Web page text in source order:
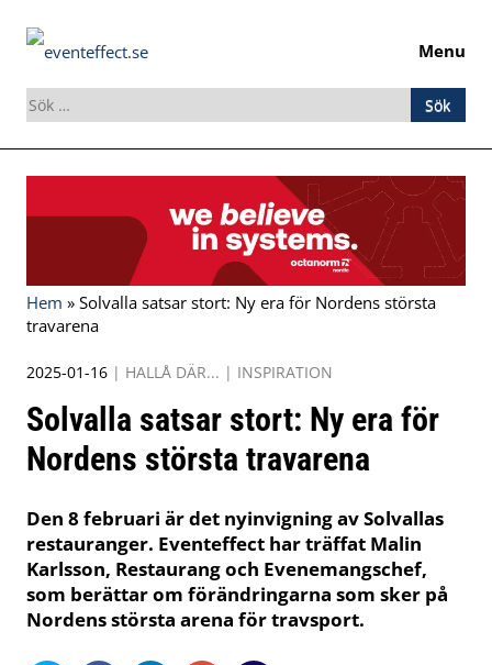
Menu
Sök
efter:
Hem » Solvalla satsar stort: Ny era för Nordens största
travarena
2025-01-16 | HALLÅ DÄR... | INSPIRATION
Solvalla satsar stort: Ny era för
Nordens största travarena
Den 8 februari är det nyinvigning av Solvallas
restauranger. Eventeffect har träffat Malin
Karlsson, Restaurang och Evenemangschef,
som berättar om förändringarna som sker på
Nordens största arena för travsport.